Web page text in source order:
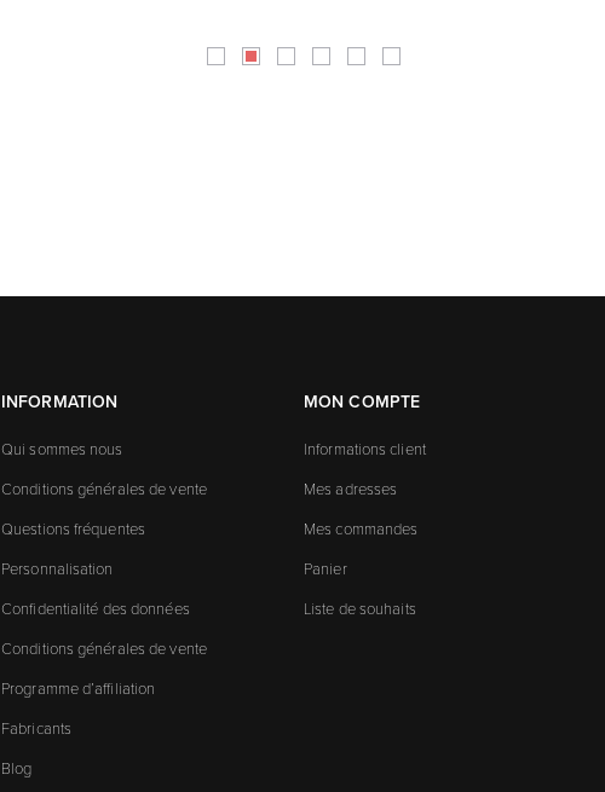
INFORMATION
Qui sommes nous
Conditions générales de vente
Questions fréquentes
Personnalisation
Confidentialité des données
Conditions générales de vente
Programme d’affiliation
Fabricants
Blog
MON COMPTE
Informations client
Mes adresses
Mes commandes
Panier
Liste de souhaits